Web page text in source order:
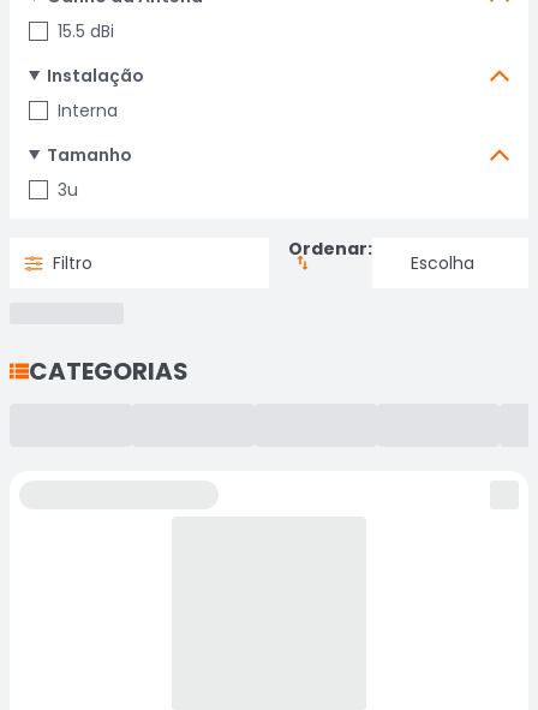
15.5 dBi
Instalação
Interna
Tamanho
3u
Filtro
Ordenar:
CATEGORIAS